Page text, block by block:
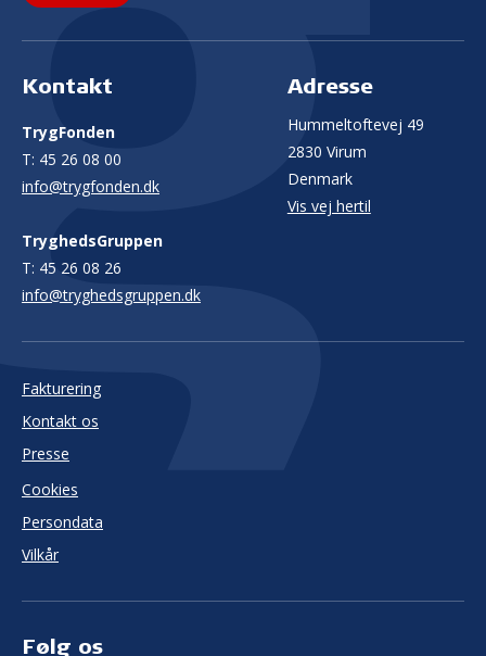
Kontakt
TrygFonden
T: 45 26 08 00
info@trygfonden.dk
TryghedsGruppen
T: 45 26 08 26
info@tryghedsgruppen.dk
Adresse
Hummeltoftevej 49
2830 Virum
Denmark
Vis vej hertil
Fakturering
Kontakt os
Presse
Cookies
Persondata
Vilkår
Følg os